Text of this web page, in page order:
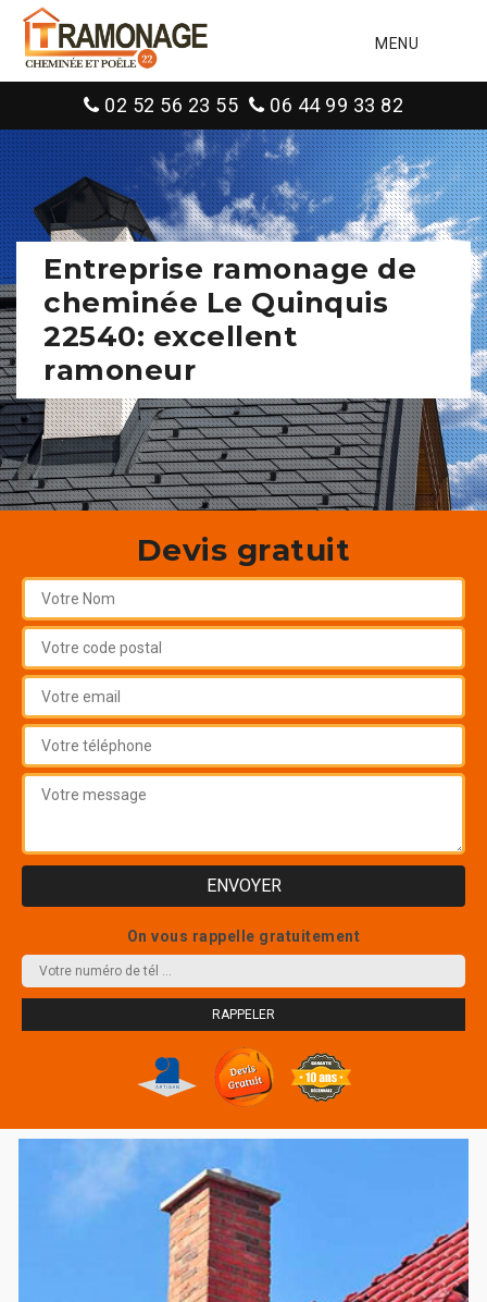
MENU
02 52 56 23 55 06 44 99 33 82
Entreprise ramonage de
cheminée Le Quinquis
22540: excellent
ramoneur
Devis gratuit
On vous rappelle gratuitement